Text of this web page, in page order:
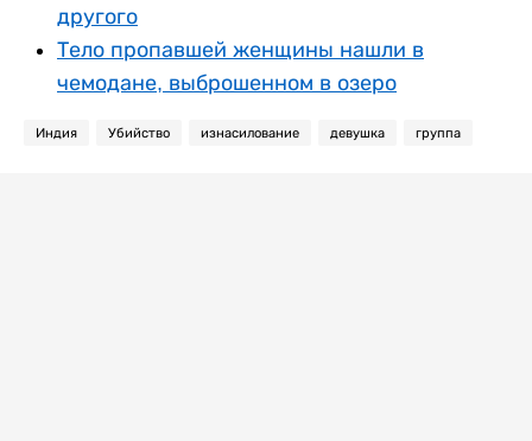
другого
Тело пропавшей женщины нашли в
чемодане, выброшенном в озеро
Индия Убийство изнасилование девушка группа